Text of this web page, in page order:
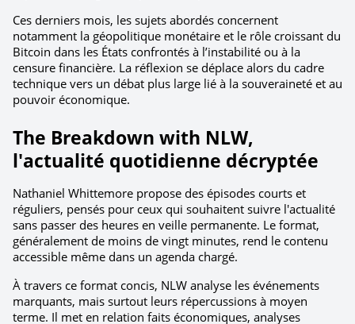
Ces derniers mois, les sujets abordés concernent
notamment la géopolitique monétaire et le rôle croissant du
Bitcoin dans les États confrontés à l’instabilité ou à la
censure financière. La réflexion se déplace alors du cadre
technique vers un débat plus large lié à la souveraineté et au
pouvoir économique.
The Breakdown with NLW,
l'actualité quotidienne décryptée
Nathaniel Whittemore propose des épisodes courts et
réguliers, pensés pour ceux qui souhaitent suivre l'actualité
sans passer des heures en veille permanente. Le format,
généralement de moins de vingt minutes, rend le contenu
accessible même dans un agenda chargé.
À travers ce format concis, NLW analyse les événements
marquants, mais surtout leurs répercussions à moyen
terme. Il met en relation faits économiques, analyses